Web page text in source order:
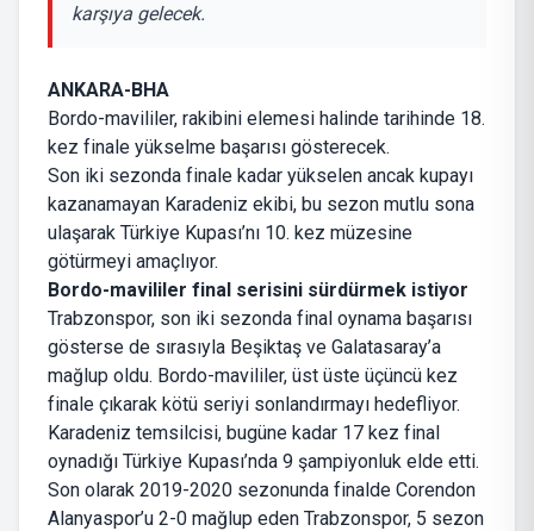
karşıya gelecek.
ANKARA-BHA
Bordo-mavililer, rakibini elemesi halinde tarihinde 18.
kez finale yükselme başarısı gösterecek.
Son iki sezonda finale kadar yükselen ancak kupayı
kazanamayan Karadeniz ekibi, bu sezon mutlu sona
ulaşarak Türkiye Kupası’nı 10. kez müzesine
götürmeyi amaçlıyor.
Bordo-mavililer final serisini sürdürmek istiyor
Trabzonspor, son iki sezonda final oynama başarısı
gösterse de sırasıyla Beşiktaş ve Galatasaray’a
mağlup oldu. Bordo-mavililer, üst üste üçüncü kez
finale çıkarak kötü seriyi sonlandırmayı hedefliyor.
Karadeniz temsilcisi, bugüne kadar 17 kez final
oynadığı Türkiye Kupası’nda 9 şampiyonluk elde etti.
Son olarak 2019-2020 sezonunda finalde Corendon
Alanyaspor’u 2-0 mağlup eden Trabzonspor, 5 sezon